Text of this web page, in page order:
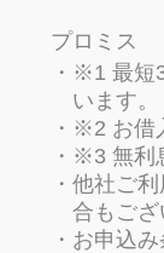
プロミス
※1 最短
います。
※2 お借
※3 無利
他社ご
合もござ
お申込